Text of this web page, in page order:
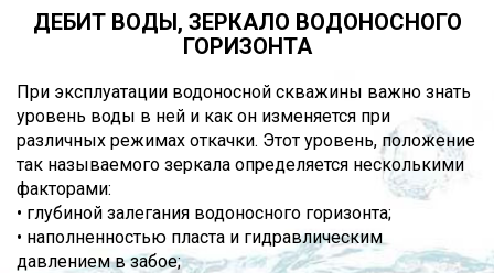
ДЕБИТ ВОДЫ, ЗЕРКАЛО ВОДОНОСНОГО
ГОРИЗОНТА
При эксплуатации водоносной скважины важно знать
уровень воды в ней и как он изменяется при
различных режимах откачки. Этот уровень, положение
так называемого зеркала определяется несколькими
факторами:
• глубиной залегания водоносного горизонта;
• наполненностью пласта и гидравлическим
давлением в забое;